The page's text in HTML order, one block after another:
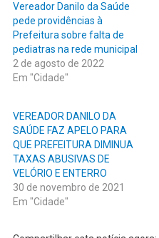
Vereador Danilo da Saúde
pede providências à
Prefeitura sobre falta de
pediatras na rede municipal
2 de agosto de 2022
Em "Cidade"
VEREADOR DANILO DA
SAÚDE FAZ APELO PARA
QUE PREFEITURA DIMINUA
TAXAS ABUSIVAS DE
VELÓRIO E ENTERRO
30 de novembro de 2021
Em "Cidade"